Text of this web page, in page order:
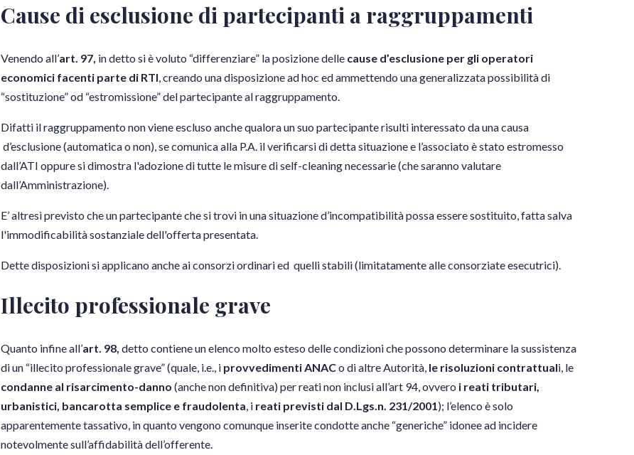
Cause di esclusione di partecipanti a raggruppamenti
Venendo all’art. 97, in detto si è voluto “differenziare” la posizione delle cause d’esclusione per gli operatori
economici facenti parte di RTI, creando una disposizione ad hoc ed ammettendo una generalizzata possibilità di
“sostituzione” od “estromissione” del partecipante al raggruppamento.
Difatti il raggruppamento non viene escluso anche qualora un suo partecipante risulti interessato da una causa
d’esclusione (automatica o non), se comunica alla P.A. il verificarsi di detta situazione e l’associato è stato estromesso
dall’ATI oppure si dimostra l'adozione di tutte le misure di self-cleaning necessarie (che saranno valutare
dall’Amministrazione).
E’ altresì previsto che un partecipante che si trovi in una situazione d’incompatibilità possa essere sostituito, fatta salva
l'immodificabilità sostanziale dell'offerta presentata.
Dette disposizioni si applicano anche ai consorzi ordinari ed quelli stabili (limitatamente alle consorziate esecutrici).
Illecito professionale grave
Quanto infine all’art. 98, detto contiene un elenco molto esteso delle condizioni che possono determinare la sussistenza
di un “illecito professionale grave” (quale, i.e., i provvedimenti ANACo di altre Autorità, le risoluzioni contrattuali, le
condanne al risarcimento-danno (anche non definitiva) per reati non inclusi all’art 94, ovvero i reati tributari,
urbanistici, bancarotta semplice e fraudolenta, i reati previsti dal D.Lgs.n. 231/2001); l’elenco è solo
apparentemente tassativo, in quanto vengono comunque inserite condotte anche “generiche” idonee ad incidere
notevolmente sull’affidabilità dell’offerente.